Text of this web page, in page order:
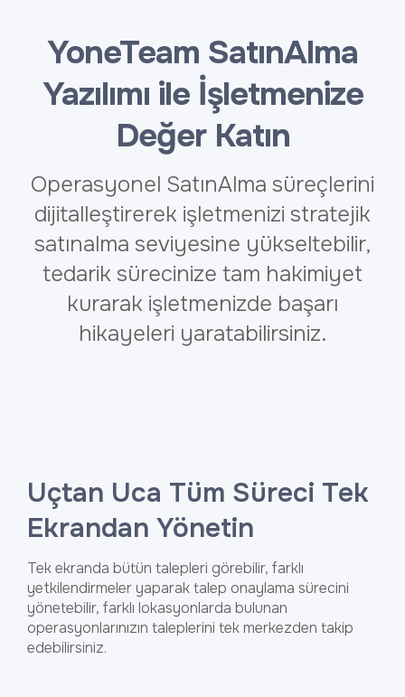
YoneTeam SatınAlma
Yazılımı ile İşletmenize
Değer Katın
Operasyonel SatınAlma süreçlerini
dijitalleştirerek işletmenizi stratejik
satınalma seviyesine yükseltebilir,
tedarik sürecinize tam hakimiyet
kurarak işletmenizde başarı
hikayeleri yaratabilirsiniz.
Uçtan Uca Tüm Süreci Tek
Ekrandan Yönetin
Tek ekranda bütün talepleri görebilir, farklı
yetkilendirmeler yaparak talep onaylama sürecini
yönetebilir, farklı lokasyonlarda bulunan
operasyonlarınızın taleplerini tek merkezden takip
edebilirsiniz.